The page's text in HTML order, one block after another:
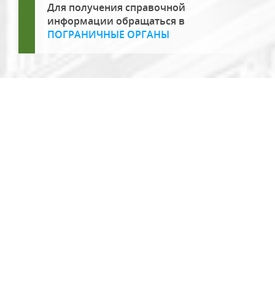
Для получения справочной
информации обращаться в
ПОГРАНИЧНЫЕ ОРГАНЫ